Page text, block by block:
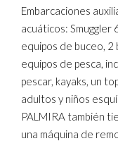
Embarcaciones
acuáticos:
equipos de buceo, 2
equipos de pesca,
pescar, kayaks, un
adultos y niños
PALMIRA también
una máquina de